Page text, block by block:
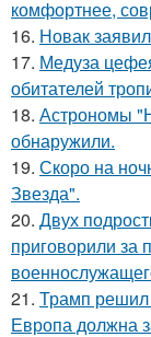
комфортнее,
16. Новак
17. Медуза
обитателей
18. Астрономы
обнаружили.
19. Скоро на
Звезда".
20. Двух
приговорили за
21. Трамп решил
Европа должна